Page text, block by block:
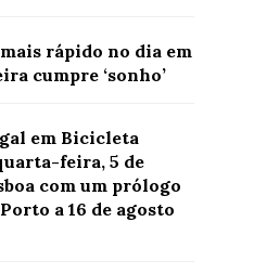
rápido no dia em
cumpre ‘sonho’
em Bicicleta
feira, 5 de
com um prólogo
a 16 de agosto